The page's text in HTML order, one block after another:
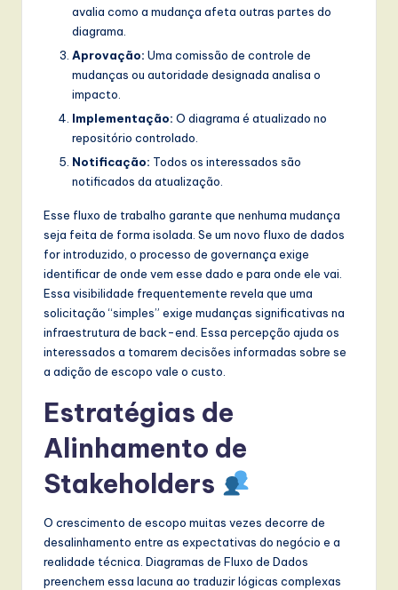
avalia como a mudança afeta outras partes do
diagrama.
Aprovação: Uma comissão de controle de
mudanças ou autoridade designada analisa o
impacto.
Implementação: O diagrama é atualizado no
repositório controlado.
Notificação: Todos os interessados são
notificados da atualização.
Esse fluxo de trabalho garante que nenhuma mudança
seja feita de forma isolada. Se um novo fluxo de dados
for introduzido, o processo de governança exige
identificar de onde vem esse dado e para onde ele vai.
Essa visibilidade frequentemente revela que uma
solicitação “simples” exige mudanças significativas na
infraestrutura de back-end. Essa percepção ajuda os
interessados a tomarem decisões informadas sobre se
a adição de escopo vale o custo.
Estratégias de
Alinhamento de
Stakeholders
O crescimento de escopo muitas vezes decorre de
desalinhamento entre as expectativas do negócio e a
realidade técnica. Diagramas de Fluxo de Dados
preenchem essa lacuna ao traduzir lógicas complexas